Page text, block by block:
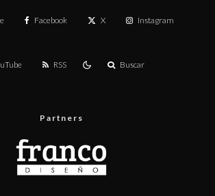
Facebook X Instagram
RSS Buscar
Partners